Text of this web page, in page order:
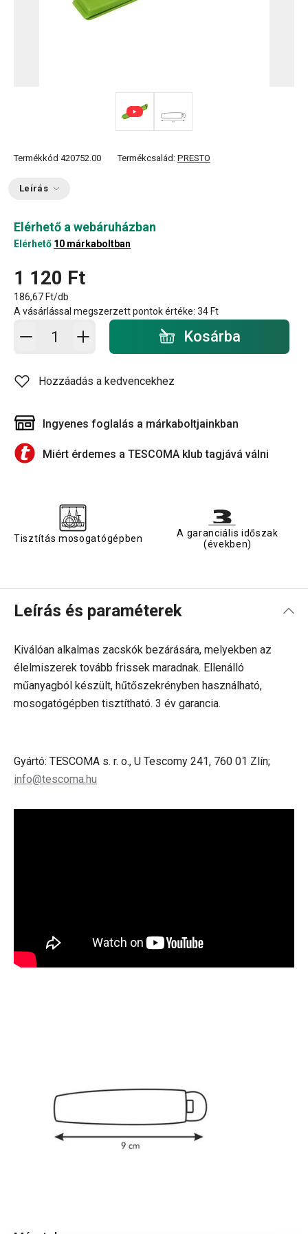
Termékkód 420752.00 Termékcsalád: PRESTO
Leírás
Elérhető a webáruházban
Elérhető 10 márkaboltban
1 120 Ft
186,67 Ft/db
A vásárlással megszerzett pontok értéke: 34 Ft
Kosárba - mennyiség Kosárba
Hozzáadás a kedvencekhez
Ingyenes foglalás a márkaboltjainkban
Miért érdemes a TESCOMA klub tagjává válni
Tisztítás mosogatógépben
A garanciális időszak
(években)
Leírás és paraméterek
Kiválóan alkalmas zacskók bezárására, melyekben az
élelmiszerek tovább frissek maradnak. Ellenálló
műanyagból készült, hűtőszekrényben használható,
mosogatógépben tisztítható. 3 év garancia.
Gyártó: TESCOMA s. r. o., U Tescomy 241, 760 01 Zlín;
info@tescoma.hu